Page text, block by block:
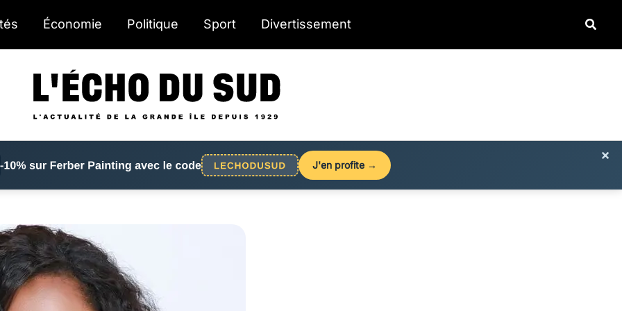
Économie Politique Sport Divertissement
×
J'en profite →